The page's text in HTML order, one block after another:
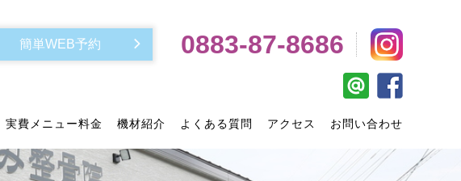
簡単WEB予約 0883-87-8686
実費メニュー料金 機材紹介 よくある質問 アクセス お問い合わせ